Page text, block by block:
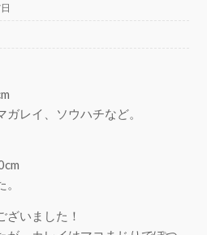
ガレイ、ソウハチなど。
ざいました！